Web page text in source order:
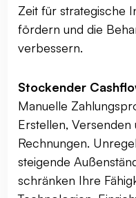
Zeit für strategische
fördern und die
verbessern.
Stockender
Manuelle
Erstellen, Versenden
Rechnungen.
steigende
schränken Ihre